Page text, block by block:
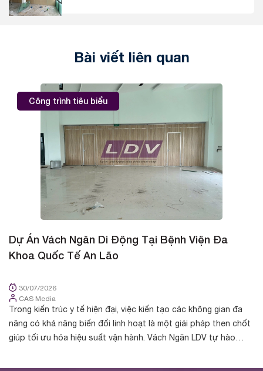
Bài viết liên quan
Công trình tiêu biểu
Dự Án Vách Ngăn Di Động Tại Bệnh Viện Đa
Khoa Quốc Tế An Lão
30/07/2026
CAS Media
Trong kiến trúc y tế hiện đại, việc kiến tạo các không gian đa
năng có khả năng biến đổi linh hoạt là một giải pháp then chốt
giúp tối ưu hóa hiệu suất vận hành. Vách Ngăn LDV tự hào